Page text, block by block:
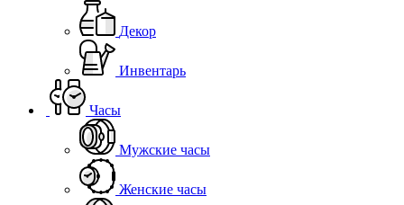
Декор
Инвентарь
Часы
Мужские часы
Женские часы